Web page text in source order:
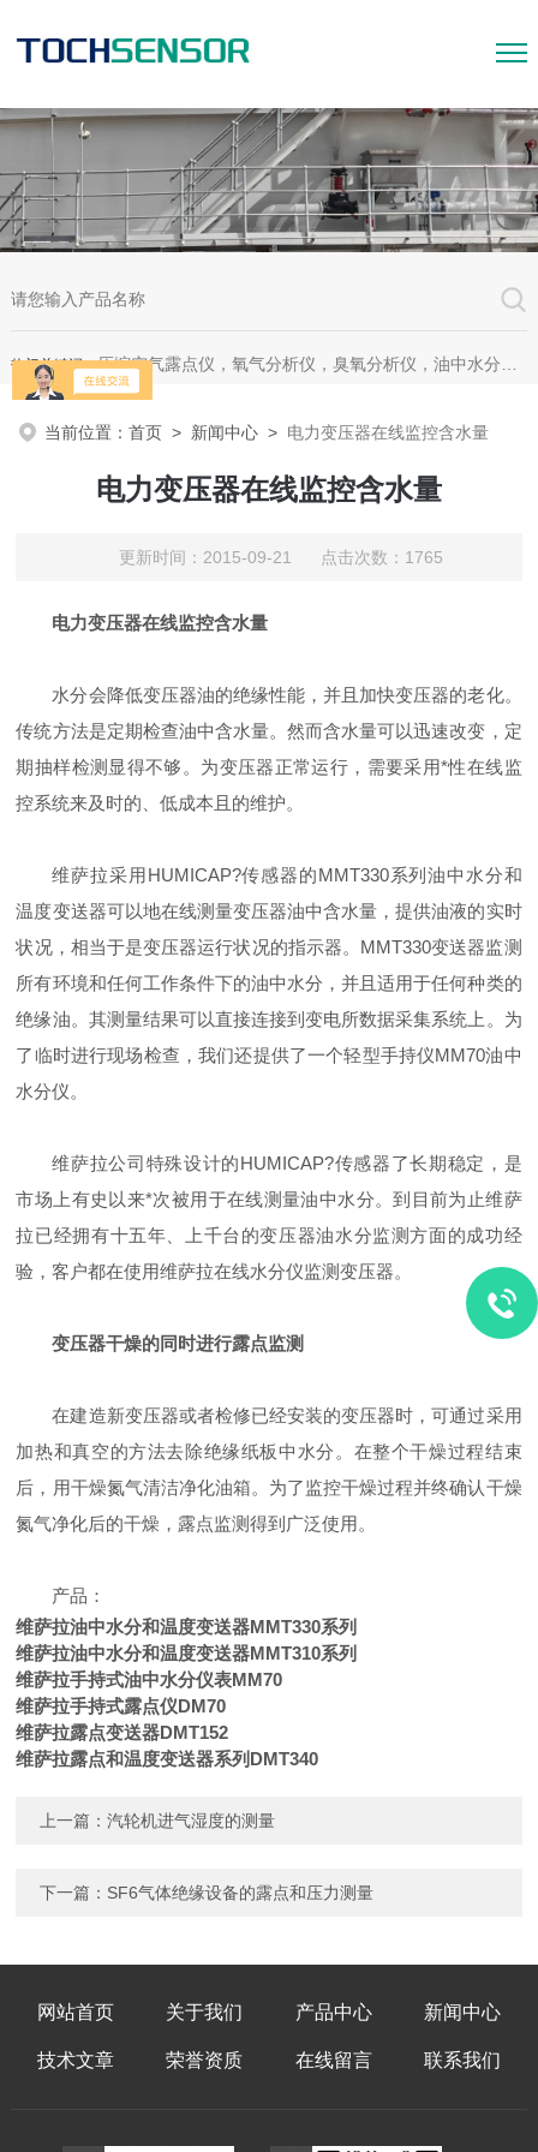
热门关键词：压缩空气露点仪，氧气分析仪，臭氧分析仪，油中水分析仪，超声波测漏仪。
当前位置：首页 > 新闻中心 > 电力变压器在线监控含水量
电力变压器在线监控含水量
更新时间：2015-09-21 点击次数：1765
电力变压器在线监控含水量
水分会降低变压器油的绝缘性能，并且加快变压器的老化。
传统方法是定期检查油中含水量。然而含水量可以迅速改变，定
期抽样检测显得不够。为变压器正常运行，需要采用*性在线监
控系统来及时的、低成本且的维护。
维萨拉采用HUMICAP?传感器的MMT330系列油中水分和
温度变送器可以地在线测量变压器油中含水量，提供油液的实时
状况，相当于是变压器运行状况的指示器。MMT330变送器监测
所有环境和任何工作条件下的油中水分，并且适用于任何种类的
绝缘油。其测量结果可以直接连接到变电所数据采集系统上。为
了临时进行现场检查，我们还提供了一个轻型手持仪MM70油中
水分仪。
维萨拉公司特殊设计的HUMICAP?传感器了长期稳定，是
市场上有史以来*次被用于在线测量油中水分。到目前为止维萨
拉已经拥有十五年、上千台的变压器油水分监测方面的成功经
验，客户都在使用维萨拉在线水分仪监测变压器。
变压器干燥的同时进行露点监测
在建造新变压器或者检修已经安装的变压器时，可通过采用
加热和真空的方法去除绝缘纸板中水分。在整个干燥过程结束
后，用干燥氮气清洁净化油箱。为了监控干燥过程并终确认干燥
氮气净化后的干燥，露点监测得到广泛使用。
产品：
维萨拉油中水分和温度变送器MMT330系列
维萨拉油中水分和温度变送器MMT310系列
维萨拉手持式油中水分仪表MM70
维萨拉手持式露点仪DM70
维萨拉露点变送器DMT152
维萨拉露点和温度变送器系列DMT340
上一篇：汽轮机进气湿度的测量
下一篇： SF6气体绝缘设备的露点和压力测量
网站首页 关于我们 产品中心 新闻中心
技术文章 荣誉资质 在线留言 联系我们